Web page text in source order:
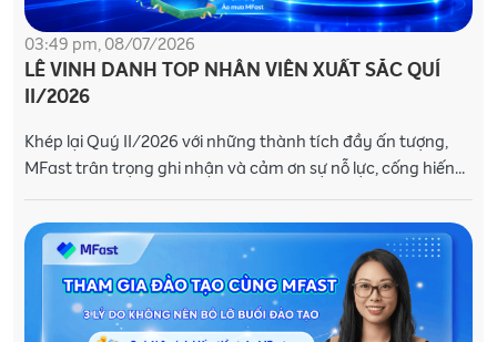
03:49 pm, 08/07/2026
LỄ VINH DANH TOP NHÂN VIÊN XUẤT SẮC QUÍ
II/2026
Khép lại Quý II/2026 với những thành tích đầy ấn tượng,
MFast trân trọng ghi nhận và cảm ơn sự nỗ lực, cống hiến